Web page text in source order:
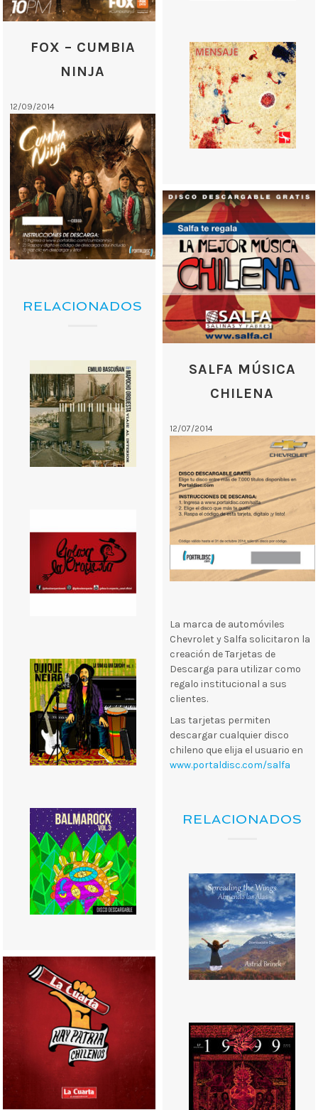
FOX – CUMBIA
NINJA
12/09/2014
RELACIONADOS
SALFA MÚSICA
CHILENA
12/07/2014
La marca de automóviles
Chevrolet y Salfa solicitaron la
creación de Tarjetas de
Descarga para utilizar como
regalo institucional a sus
clientes.
Las tarjetas permiten
descargar cualquier disco
chileno que elija el usuario en
www.portaldisc.com/salfa
RELACIONADOS